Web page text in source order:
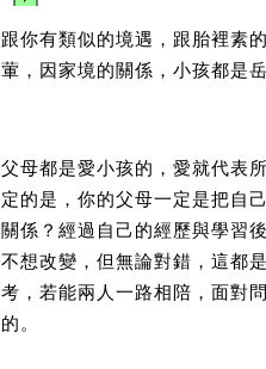
跟你有類似的境遇，跟胎裡素
葷，因家境的關係，小孩都是
父母都是愛小孩的，愛就代表
定的是，你的父母一定是把自
關係？經過自己的經歷與學習
不想改變，但無論對錯，這都
考，若能兩人一路相陪，面對
的。